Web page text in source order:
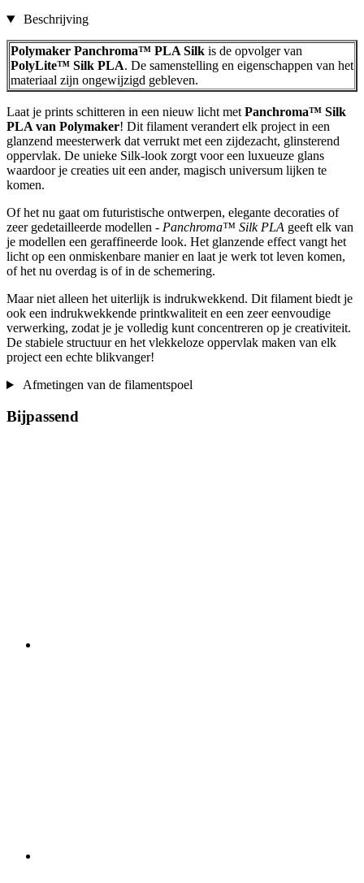
Beschrijving
Polymaker Panchroma™ PLA Silk is de opvolger van
PolyLite™ Silk PLA. De samenstelling en eigenschappen van het
materiaal zijn ongewijzigd gebleven.
Laat je prints schitteren in een nieuw licht met Panchroma™ Silk
PLA van Polymaker! Dit filament verandert elk project in een
glanzend meesterwerk dat verrukt met een zijdezacht, glinsterend
oppervlak. De unieke Silk-look zorgt voor een luxueuze glans
waardoor je creaties uit een ander, magisch universum lijken te
komen.
Of het nu gaat om futuristische ontwerpen, elegante decoraties of
zeer gedetailleerde modellen - Panchroma™ Silk PLA geeft elk van
je modellen een geraffineerde look. Het glanzende effect vangt het
licht op een onmiskenbare manier en laat je werk tot leven komen,
of het nu overdag is of in de schemering.
Maar niet alleen het uiterlijk is indrukwekkend. Dit filament biedt je
ook een indrukwekkende printkwaliteit en een zeer eenvoudige
verwerking, zodat je je volledig kunt concentreren op je creativiteit.
De stabiele structuur en het vlekkeloze oppervlak maken van elk
project een echte blikvanger!
Afmetingen van de filamentspoel
Bijpassend